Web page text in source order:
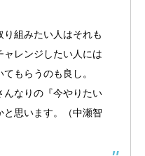
組みたい人はそれも
ャレンジしたい人には
もらうのも良し。
んなりの『今やりたい
と思います。（中瀬智